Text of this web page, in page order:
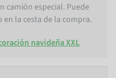
camión especial. Puede
la cesta de la compra.
navideña XXL